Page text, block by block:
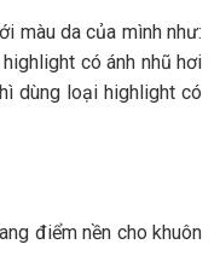
màu da của mình như:
có ánh nhũ hơi
dùng loại highlight có
điểm nền cho khuôn